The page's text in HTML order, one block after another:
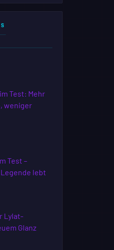
Test: Mehr
weniger
Test –
lebt
Lylat-
Glanz